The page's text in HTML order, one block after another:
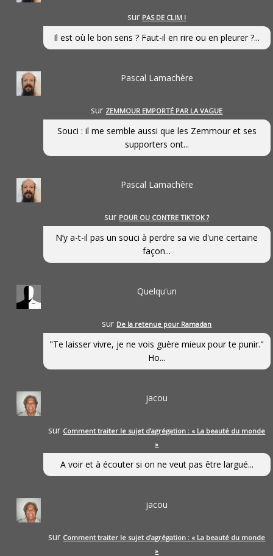
sur PAS DE CLIM !
Il est où le bon sens ? Faut-il en rire ou en pleurer ?...
Pascal Lamachère
sur ZEMMOUR EMPORTÉ PAR LA VAGUE
Souci : il me semble aussi que les Zemmour et ses
supporters ont...
Pascal Lamachère
sur POUR OU CONTRE TIKTOK ?
N’y a-t-il pas un souci à perdre sa vie d'une certaine
façon...
Quelqu'un
sur De la retenue pour Ramadan
"Te laisser vivre, je ne vois guère mieux pour te punir."
Ho...
jacou
sur Comment traiter le sujet d’agrégation : « La beauté du monde
»
A voir et à écouter si on ne veut pas être largué...
jacou
sur Comment traiter le sujet d’agrégation : « La beauté du monde
»